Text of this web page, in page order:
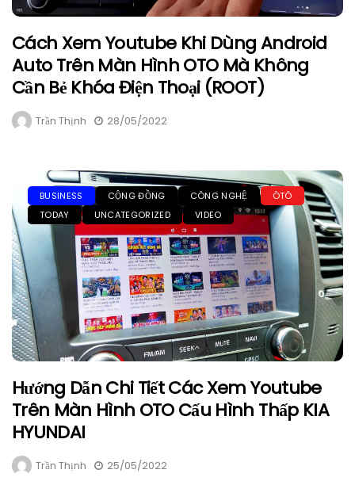
Cách Xem Youtube Khi Dùng Android
Auto Trên Màn Hình OTO Mà Không
Cần Bẻ Khóa Điện Thoại (ROOT)
Trần Thịnh 28/05/2022
BUSINESS CỘNG ĐỒNG CÔNG NGHỆ
ÔTÔ
TODAY
UNCATEGORIZED VIDEO
Hướng Dẫn Chi Tiết Các Xem Youtube
Trên Màn Hình OTO Cấu Hình Thấp KIA
HYUNDAI
Trần Thịnh 25/05/2022